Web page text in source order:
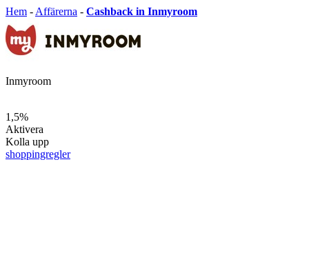
Hem - Affärerna - Cashback in Inmyroom
Inmyroom
1,5%
Aktivera
Kolla upp
shoppingregler